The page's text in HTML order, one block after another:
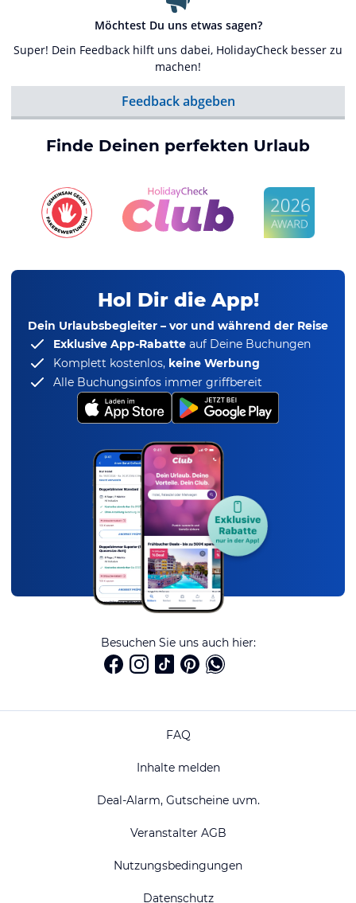
Möchtest Du uns etwas sagen?
Super! Dein Feedback hilft uns dabei, HolidayCheck besser zu
machen!
Feedback abgeben
Finde Deinen perfekten Urlaub
Hol Dir die App!
Dein Urlaubsbegleiter – vor und während der Reise
Exklusive App-Rabatte auf Deine Buchungen
Komplett kostenlos, keine Werbung
Alle Buchungsinfos immer griffbereit
Besuchen Sie uns auch hier:
FAQ
Inhalte melden
Deal-Alarm, Gutscheine uvm.
Veranstalter AGB
Nutzungsbedingungen
Datenschutz